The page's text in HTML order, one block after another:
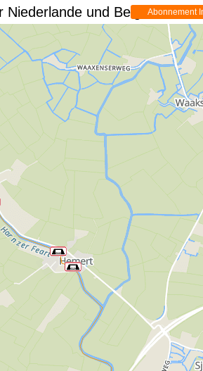
und Belgien - Live